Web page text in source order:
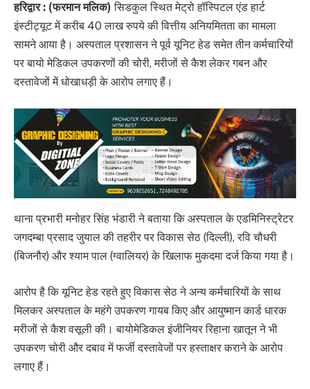
हरिद्वार : (फरमान मलिक)सिडकुल स्थित मेट्रो हॉस्पिटल एंड हार्ट
इंस्टीट्यूट में करीब 40 लाख रुपये की वित्तीय अनियमितता का मामला
सामने आया है। अस्पताल प्रशासन ने पूर्व यूनिट हेड समेत तीन कर्मचारियों
पर बायो मेडिकल उपकरणों की चोरी, मरीजों से कैश लेकर गबन और
दस्तावेजों में धोखाधड़ी के आरोप लगाए हैं।
थाना प्रभारी मनोहर सिंह भंडारी ने बताया कि अस्पताल के एडमिनिस्ट्रेटर
जगदम्बा प्रसाद जुयाल की तहरीर पर विकास सेठ (दिल्ली), रवि चौधरी
(बिजनौर) और श्याम पाल (ग्वालियर) के खिलाफ मुकदमा दर्ज किया गया है।
आरोप है कि यूनिट हेड रहते हुए विकास सेठ ने अन्य कर्मचारियों के साथ
मिलकर अस्पताल के महंगे उपकरण गायब किए और आयुष्मान कार्ड धारक
मरीजों से कैश वसूली की। बायोमेडिकल इंजीनियर रिहाना खातून ने भी
उपकरण चोरी और दबाव में फर्जी दस्तावेजों पर हस्ताक्षर कराने के आरोप
लगाए हैं।